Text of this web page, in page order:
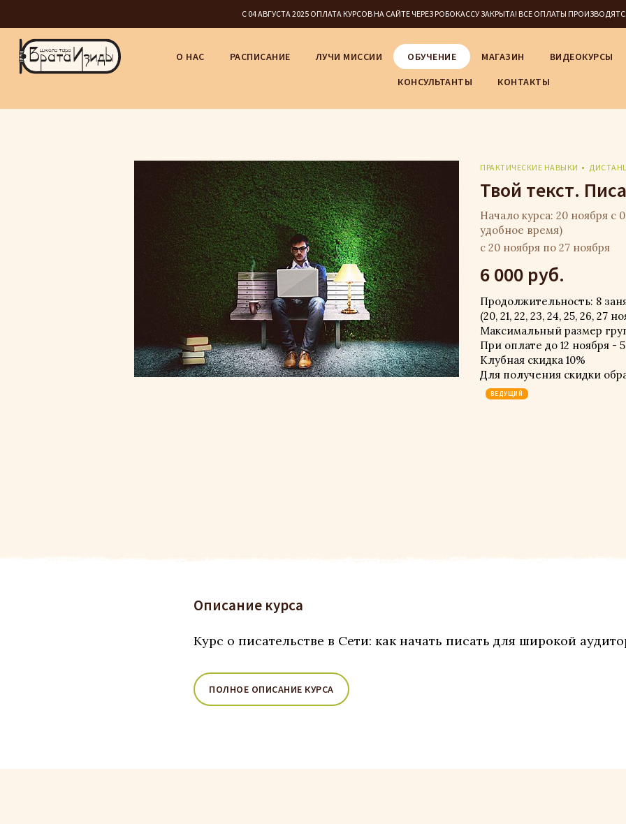
С 04 АВГУСТА 2025 ОПЛАТА КУРСОВ НА САЙТЕ ЧЕРЕЗ РОБОКАССУ ЗАКРЫТА! ВСЕ ОПЛАТЫ
О НАС РАСПИСАНИЕ ЛУЧИ МИССИИ ОБУЧЕНИЕ МАГАЗИН
ВИДЕОКУРСЫ
КОНСУЛЬТАНТЫ
КОНТАКТЫ
ПРАКТИЧЕСКИЕ НАВЫКИ
Твой текст.
Начало курса: 20 ноября с
удобное время)
с 20 ноября по 27 ноября
6 000 руб.
Продолжительность: 8
(20, 21, 22, 23, 24, 25, 26, 27
Максимальный размер
При оплате до 12 ноября -
Клубная скидка 10%
Для получения скидки
ВЕДУЩИЙ
Описание курса
Курс о писательстве в Сети: как начать писать для широкой
ПОЛНОЕ ОПИСАНИЕ КУРСА